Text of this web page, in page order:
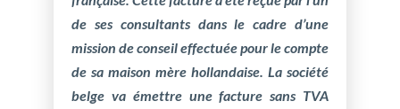
de ses consultants dans le cadre d’une
mission de conseil effectuée pour le compte
de sa maison mère hollandaise. La société
belge va émettre une facture sans TVA